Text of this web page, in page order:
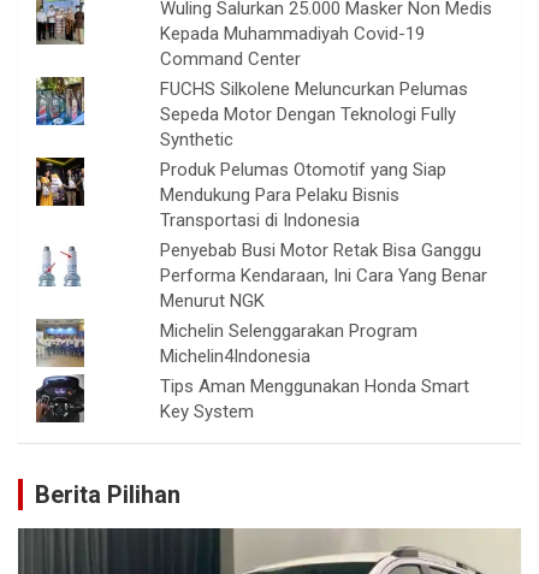
Wuling Salurkan 25.000 Masker Non Medis
Kepada Muhammadiyah Covid-19
Command Center
FUCHS Silkolene Meluncurkan Pelumas
Sepeda Motor Dengan Teknologi Fully
Synthetic
Produk Pelumas Otomotif yang Siap
Mendukung Para Pelaku Bisnis
Transportasi di Indonesia
Penyebab Busi Motor Retak Bisa Ganggu
Performa Kendaraan, Ini Cara Yang Benar
Menurut NGK
Michelin Selenggarakan Program
Michelin4Indonesia
Tips Aman Menggunakan Honda Smart
Key System
Berita Pilihan